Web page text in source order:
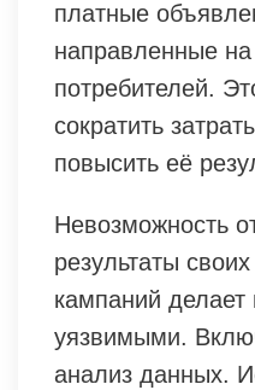
платные
направленные
потребителей.
сократить
повысить её
Невозможность
результаты
кампаний делает
уязвимыми.
анализ данных.